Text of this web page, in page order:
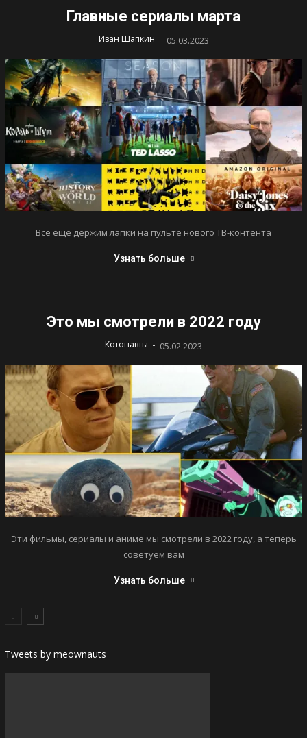
Главные сериалы марта
Иван Шапкин - 05.03.2023
Все еще держим лапки на пульте нового ТВ-контента
Узнать больше
Это мы смотрели в 2022 году
Котонавты - 05.02.2023
Эти фильмы, сериалы и аниме мы смотрели в 2022 году, а теперь
советуем вам
Узнать больше
Tweets by meownauts